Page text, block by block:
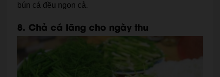
bún cá đều ngon cả.
8. Chả cá lăng cho ngày thu